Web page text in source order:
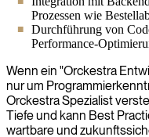
Prozessen wie
Durchführung von
Performance-
Wenn ein "Orckestra
nur um
Orckestra Spezialist
Tiefe und kann Best
wartbare und